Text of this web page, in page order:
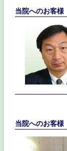
当院へのお客様
当院へのお客様